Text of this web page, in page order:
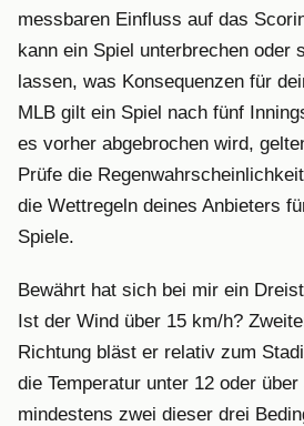
messbaren Einfluss auf das
kann ein Spiel unterbrechen oder
lassen, was Konsequenzen für
MLB gilt ein Spiel nach fünf
es vorher abgebrochen wird,
Prüfe die
die Wettregeln deines Anbieters
Spiele.
Bewährt hat sich bei mir ein
Ist der Wind über 15 km/h?
Richtung bläst er relativ zum
die Temperatur unter 12 oder
mindestens zwei dieser drei